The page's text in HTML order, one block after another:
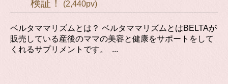
検証！
(2,440pv)
ベルタママリズムとは？ ベルタママリズムとはBELTAが
販売している産後のママの美容と健康をサポートをして
くれるサプリメントです。 ...